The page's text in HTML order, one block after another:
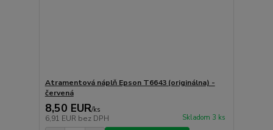
Atramentová náplň Epson T6643 (originálna) -
červená
8,50 EUR/ks
6,91 EUR bez DPH Skladom 3 ks